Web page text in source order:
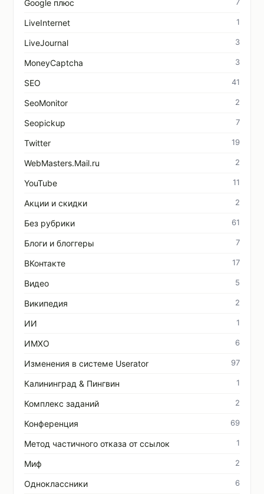
Google плюс
LiveInternet 1
LiveJournal 3
MoneyCaptcha 3
SEO 41
SeoMonitor 2
Seopickup 7
Twitter 19
WebMasters.Mail.ru 2
YouTube 11
Акции и скидки 2
Без рубрики 61
Блоги и блоггеры 7
ВКонтакте 17
Видео 5
Википедия 2
ИИ 1
ИМХО 6
Изменения в системе Userator 97
Калининград & Пингвин 1
Комплекс заданий 2
Конференция 69
Метод частичного отказа от ссылок 1
Миф 2
Одноклассники 6